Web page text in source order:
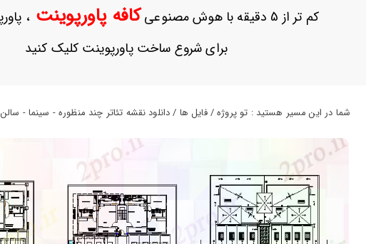
حساب
ثبت
نام
بازیابی
رمز
عبور
کم تر از 5 دقیقه با هوش مصنوعی کافه پاورپوینت،
برای شروع ساخت پاورپوینت کلیک کنید
شما در این مسیر هستید : تو پروژه / فایل ها / دانلود نقشه تئاتر چند منظوره - سینما - سالن